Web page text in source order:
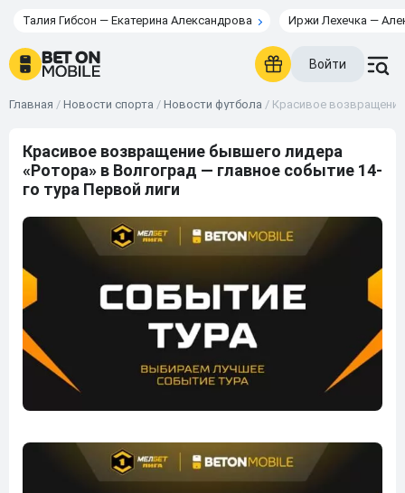
Талия Гибсон — Екатерина Александрова Иржи Лехечка —
Войти
Главная / Новости спорта / Новости футбола / Красивое
Красивое возвращение бывшего лидера
«Ротора» в Волгоград — главное событие 14-
го тура Первой лиги